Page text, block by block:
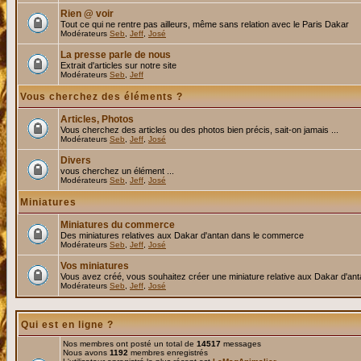
Rien @ voir
Tout ce qui ne rentre pas ailleurs, même sans relation avec le Paris Dakar
Modérateurs Seb Jeff José
La presse parle de nous
Extrait d'articles sur notre site
Modérateurs Seb Jeff
Vous cherchez des éléments ?
Articles, Photos
Vous cherchez des articles ou des photos bien précis, sait-on jamais ...
Modérateurs Seb Jeff José
Divers
vous cherchez un élément ...
Modérateurs Seb Jeff José
Miniatures
Miniatures du commerce
Des miniatures relatives aux Dakar d'antan dans le commerce
Modérateurs Seb Jeff José
Vos miniatures
Vous avez créé, vous souhaitez créer une miniature relative aux Dakar
Modérateurs Seb Jeff José
Qui est en ligne ?
Nos membres ont posté un total de 14517 messages
Nous avons 1192 membres enregistrés